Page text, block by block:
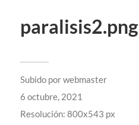
paralisis2.png
Subido porwebmaster
6 octubre, 2021
Resolución: 800x543 px